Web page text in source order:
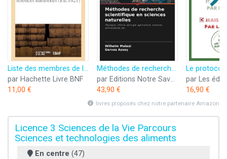
Liste des membres de la Société Helvétique pour les sciences naturelles
par Hachette Livre BNF
11,00 €
Méthodes de recherche scientifique en sciences naturelles: Physique, chimie, biologie, agriculture, sciences alimentaires, etc.
par Editions Notre Savoir
43,90 €
16,90 €
livres proposés chez notre partenaire Amazon
Licence 3 Sciences de la Vie Parcours
Sciences et technologies des aliments
En centre (47)